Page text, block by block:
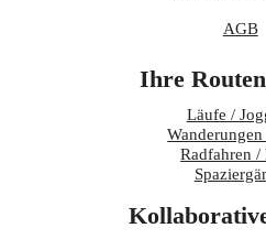
AGB
Ihre
Läufe /
Radfahren